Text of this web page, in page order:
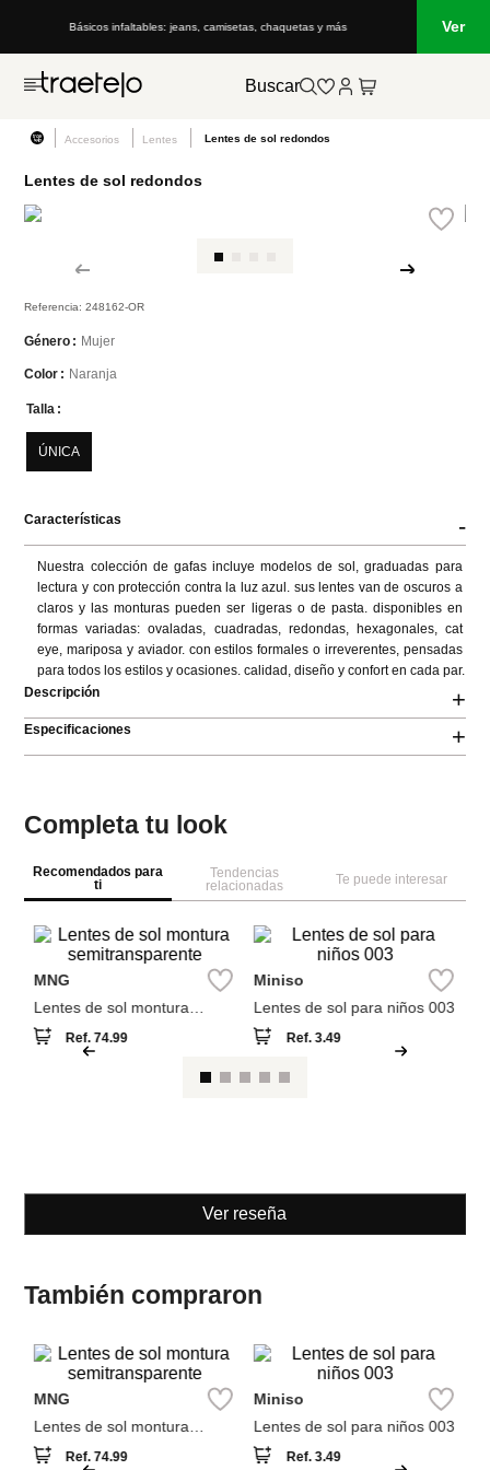
Básicos infaltables: jeans, camisetas, chaquetas y más Ver
Buscar
Accesorios Lentes Lentes de sol redondos
Lentes de sol redondos
Referencia:248162-OR
Género Mujer
Color Naranja
Talla
ÚNICA
Características -
Nuestra colección de gafas incluye modelos de sol, graduadas para
lectura y con protección contra la luz azul. sus lentes van de oscuros a
claros y las monturas pueden ser ligeras o de pasta. disponibles en
formas variadas: ovaladas, cuadradas, redondas, hexagonales, cat
eye, mariposa y aviador. con estilos formales o irreverentes, pensadas
para todos los estilos y ocasiones. calidad, diseño y confort en cada par.
Descripción
+
Especificaciones +
Completa tu look
Recomendados para
ti
Tendencias
relacionadas
Te puede interesar
semitransparente
También compraron